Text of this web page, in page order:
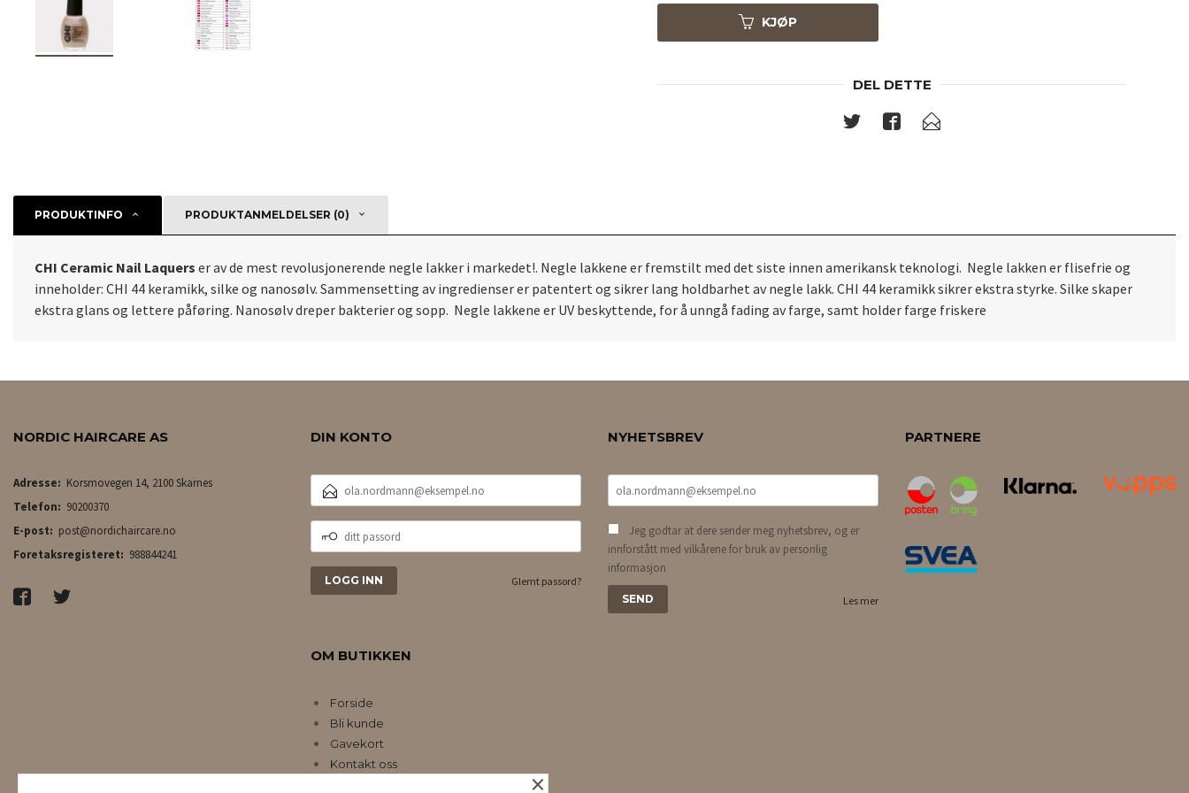
KJØP
DEL DETTE
PRODUKTINFO PRODUKTANMELDELSER (0)
CHI Ceramic Nail Laquers er av de mest revolusjonerende negle lakker i markedet!. Negle lakkene er fremstilt med det siste innen amerikansk teknologi. Negle lakken er flisefrie og
inneholder: CHI 44 keramikk, silke og nanosølv. Sammensetting av ingredienser er patentert og sikrer lang holdbarhet av negle lakk. CHI 44 keramikk sikrer ekstra styrke. Silke skaper
ekstra glans og lettere påføring. Nanosølv dreper bakterier og sopp. Negle lakkene er UV beskyttende, for å unngå fading av farge, samt holder farge friskere
NORDIC HAIRCARE AS
Adresse: Korsmovegen 14, 2100 Skarnes
Telefon: 90200370
E-post: post@nordichaircare.no
Foretaksregisteret: 988844241
DIN KONTO
POSTADRESSE
PASSORD
Glemt passord?
OM BUTIKKEN
Forside
Bli kunde
Gavekort
Kontakt oss
NYHETSBREV
Jeg godtar at dere sender meg nyhetsbrev, og er
innforstått med vilkårene for bruk av personlig
informasjon
Les mer
PARTNERE
×